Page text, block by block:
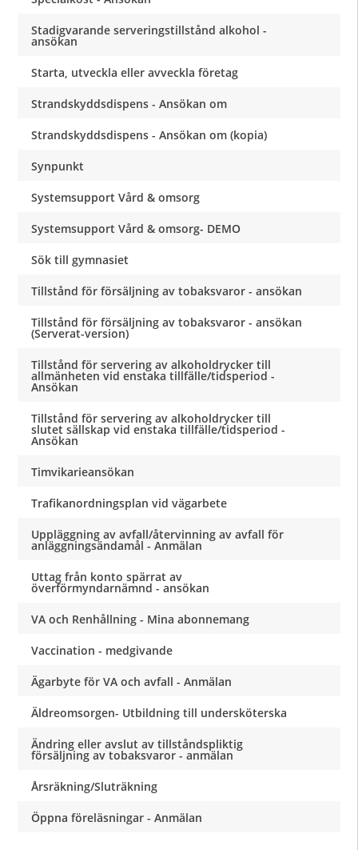
Stadigvarande serveringstillstånd alkohol -
ansökan
Starta, utveckla eller avveckla företag
Strandskyddsdispens - Ansökan om
Strandskyddsdispens - Ansökan om (kopia)
Synpunkt
Systemsupport Vård & omsorg
Systemsupport Vård & omsorg- DEMO
Sök till gymnasiet
Tillstånd för försäljning av tobaksvaror - ansökan
Tillstånd för försäljning av tobaksvaror - ansökan
(Serverat-version)
Tillstånd för servering av alkoholdrycker till
allmänheten vid enstaka tillfälle/tidsperiod -
Ansökan
Tillstånd för servering av alkoholdrycker till
slutet sällskap vid enstaka tillfälle/tidsperiod -
Ansökan
Timvikarieansökan
Trafikanordningsplan vid vägarbete
Uppläggning av avfall/återvinning av avfall för
anläggningsändamål - Anmälan
Uttag från konto spärrat av
överförmyndarnämnd - ansökan
VA och Renhållning - Mina abonnemang
Vaccination - medgivande
Ägarbyte för VA och avfall - Anmälan
Äldreomsorgen- Utbildning till undersköterska
Ändring eller avslut av tillståndspliktig
försäljning av tobaksvaror - anmälan
Årsräkning/Sluträkning
Öppna föreläsningar - Anmälan